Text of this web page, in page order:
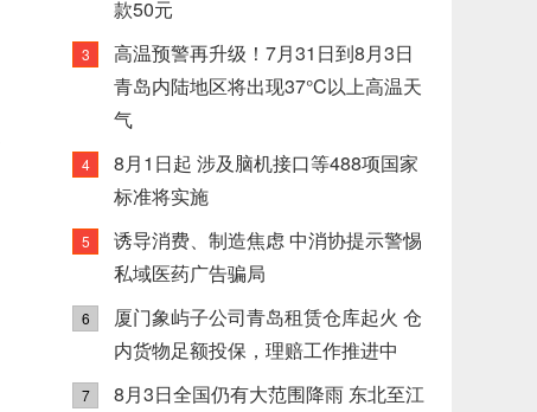
款50元
3
高温预警再升级！7月31日到8月3日
青岛内陆地区将出现37°C以上高温天
气
4
8月1日起 涉及脑机接口等488项国家
标准将实施
5
诱导消费、制造焦虑 中消协提示警惕
私域医药广告骗局
6
厦门象屿子公司青岛租赁仓库起火 仓
内货物足额投保，理赔工作推进中
7
8月3日全国仍有大范围降雨 东北至江